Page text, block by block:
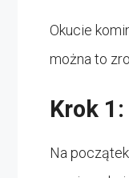
Okucie
można to
Krok
Na